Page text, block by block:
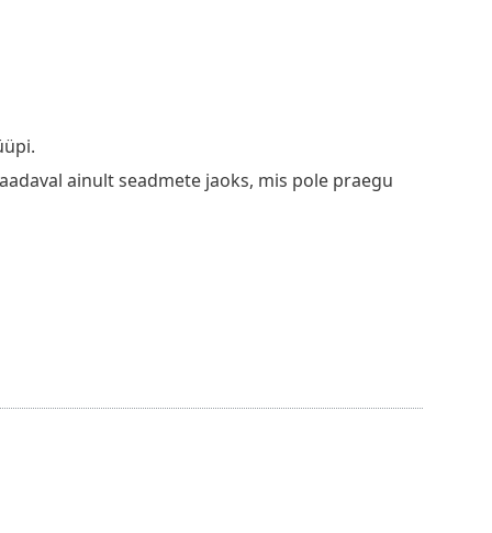
ainult seadmete jaoks, mis pole praegu